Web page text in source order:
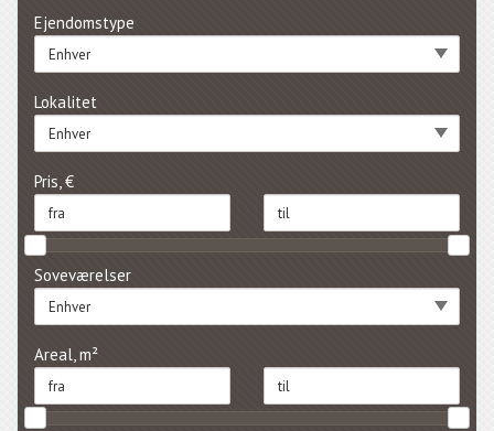
Ejendomstype
Enhver
Lokalitet
Enhver
Pris, €
Soveværelser
Enhver
Areal, m²